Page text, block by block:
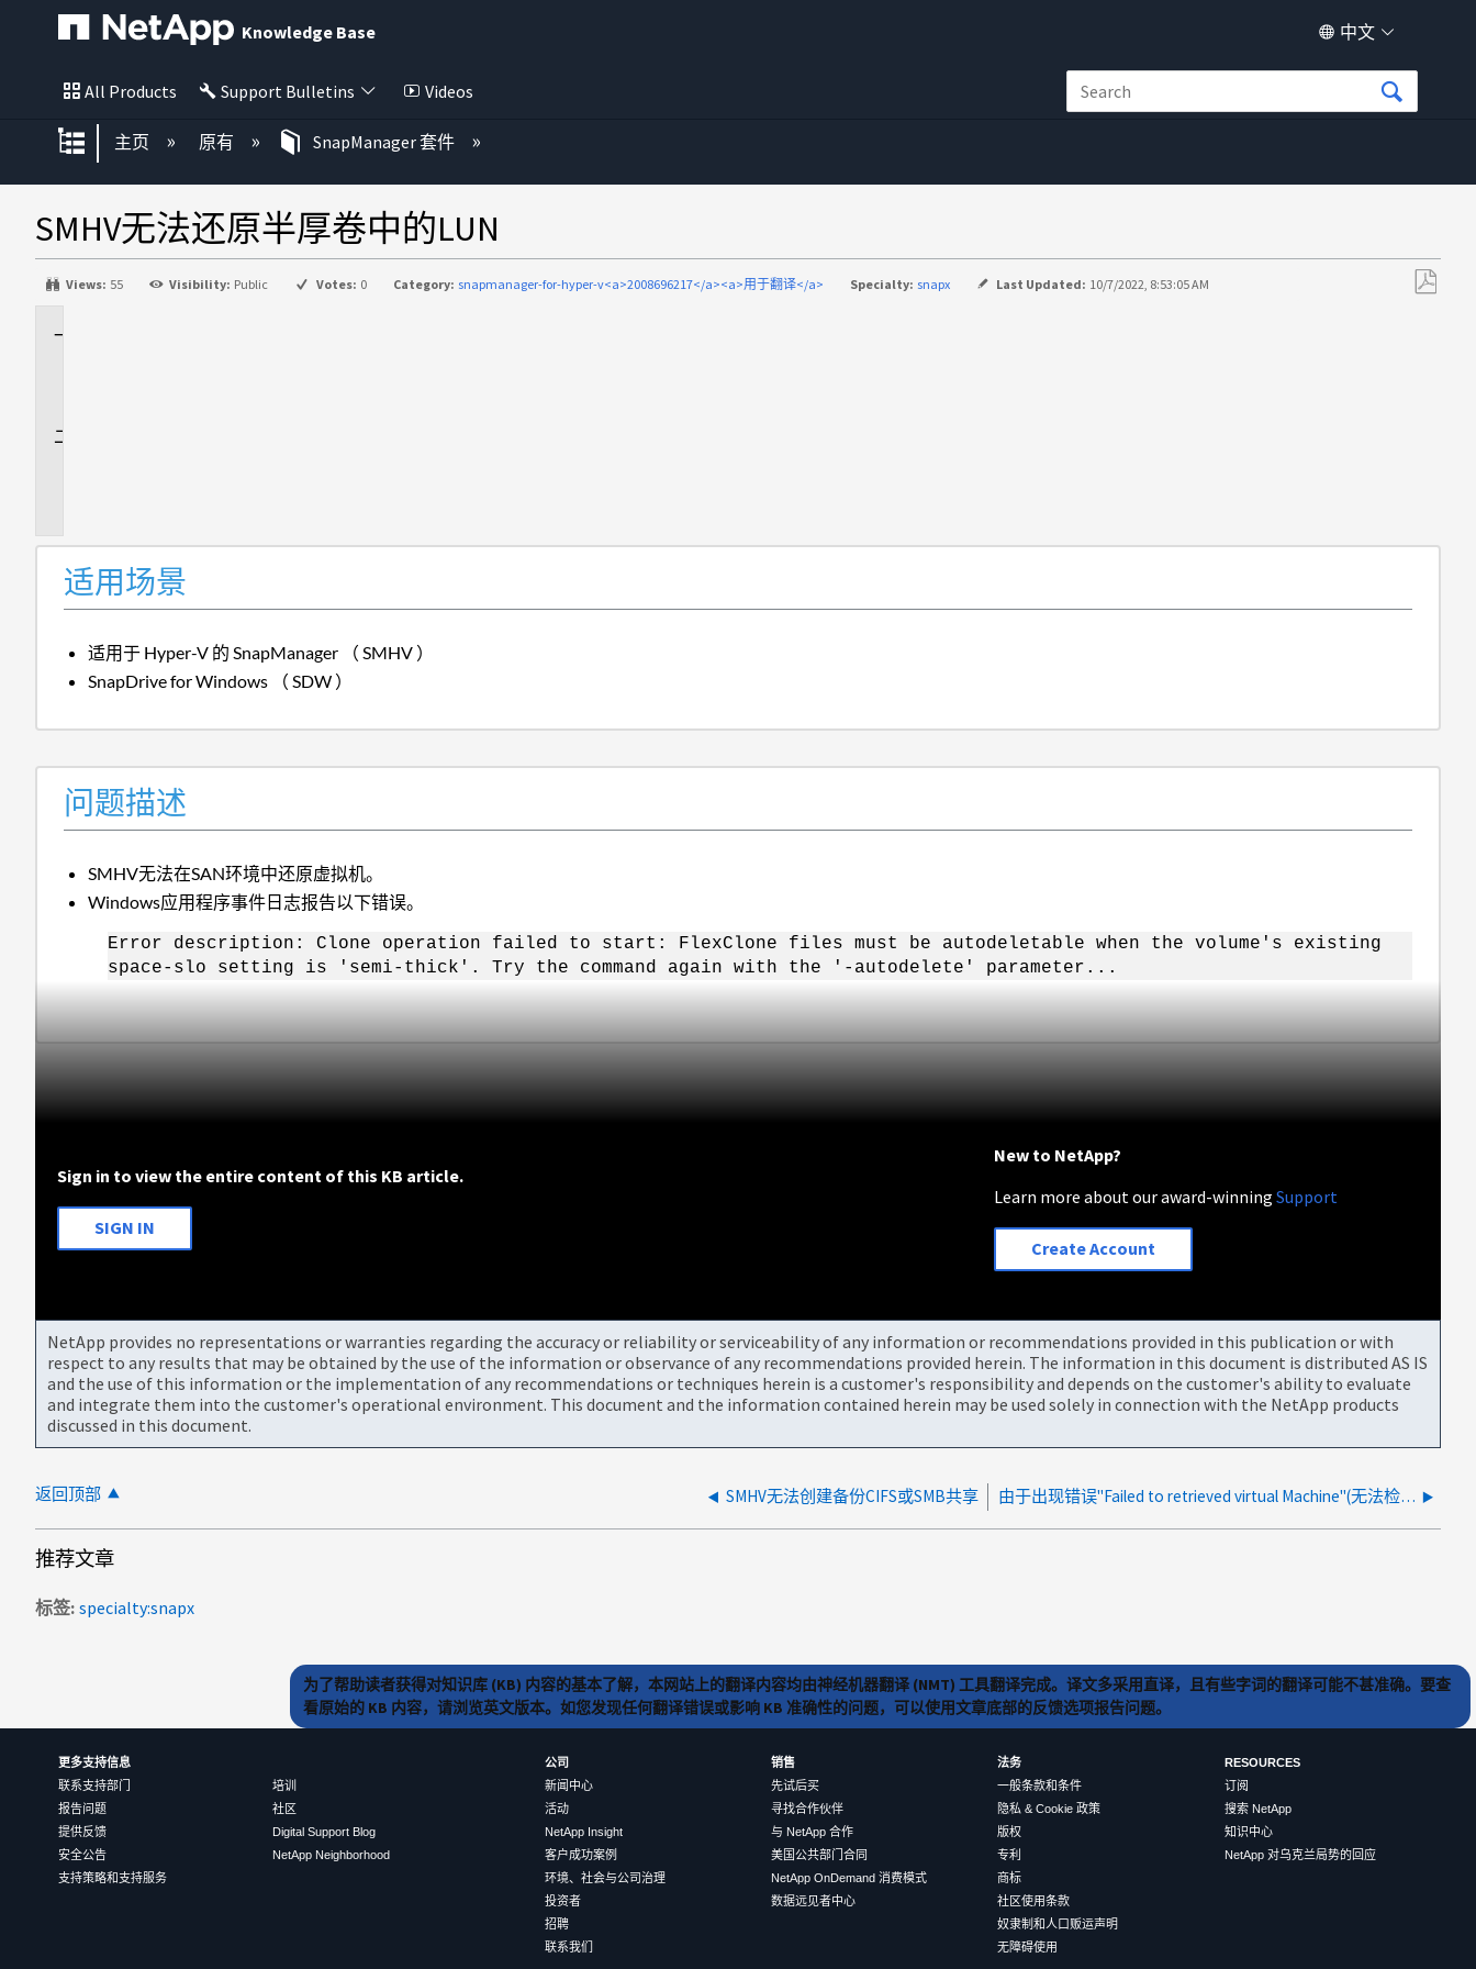
Knowledge Base 中文
All Products Support Bulletins Videos
扩展/隐缩全局层次
主页 原有 SnapManager 套件
SMHV无法还原半厚卷中的LUN
Views: 55 Visibility: Public Votes: 0 Category: snapmanager-for-hyper-v<a>2008696217</a><a>用于翻译</a> Specialty: snapx Last Updated: 10/7/2022, 8:53:05 AM
适用场景
适用于 Hyper-V 的 SnapManager （ SMHV ）
SnapDrive for Windows （ SDW ）
问题描述
SMHV无法在SAN环境中还原虚拟机。
Windows应用程序事件日志报告以下错误。
Error description: Clone operation failed to start: FlexClone files must be autodeletable when the volume's existing
space-slo setting is 'semi-thick'. Try the command again with the '-autodelete' parameter...
Sign in to view the entire content of this KB article.
SIGN IN
New to NetApp?
Learn more about our award-winningSupport
Create Account
NetApp provides no representations or warranties regarding the accuracy or reliability or serviceability of any information or recommendations provided in this publication or with
respect to any results that may be obtained by the use of the information or observance of any recommendations provided herein. The information in this document is distributed AS IS
and the use of this information or the implementation of any recommendations or techniques herein is a customer's responsibility and depends on the customer's ability to evaluate
and integrate them into the customer's operational environment. This document and the information contained herein may be used solely in connection with the NetApp products
discussed in this document.
返回顶部 SMHV无法创建备份CIFS或SMB共享 由于出现错误"Failed to retrieved virtual Machine"(无法检索虚拟机)、SMHV无法还原VM
推荐文章
标签 specialty:snapx
为了帮助读者获得对知识库 (KB) 内容的基本了解，本网站上的翻译内容均由神经机器翻译 (NMT) 工具翻译完成。译文多采用直译，且有些字词的翻译可能不甚准确。要查
看原始的 KB 内容，请浏览英文版本。如您发现任何翻译错误或影响 KB 准确性的问题，可以使用文章底部的反馈选项报告问题。
更多支持信息
联系支持部门
报告问题
提供反馈
安全公告
支持策略和支持服务
培训
社区
Digital Support Blog
NetApp Neighborhood
公司
新闻中心
活动
NetApp Insight
客户成功案例
环境、社会与公司治理
投资者
招聘
联系我们
销售
先试后买
寻找合作伙伴
与 NetApp 合作
美国公共部门合同
NetApp OnDemand 消费模式
数据远见者中心
法务
一般条款和条件
隐私 & Cookie 政策
版权
专利
商标
社区使用条款
奴隶制和人口贩运声明
无障碍使用
RESOURCES
订阅
搜索 NetApp
知识中心
NetApp 对乌克兰局势的回应